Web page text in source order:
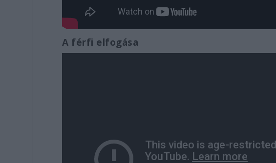
A férfi elfogása